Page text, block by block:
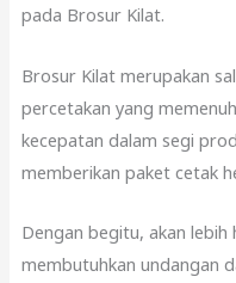
pada Brosur Kilat.
Brosur Kilat merupakan
percetakan yang
kecepatan dalam segi
memberikan paket cetak
Dengan begitu, akan
membutuhkan undangan